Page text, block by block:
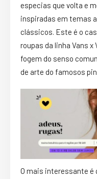
especias que volta e
inspiradas em temas
clássicos. Este é o
roupas da linha Vans x
fogem do senso
de arte do famosos
O mais interessante é